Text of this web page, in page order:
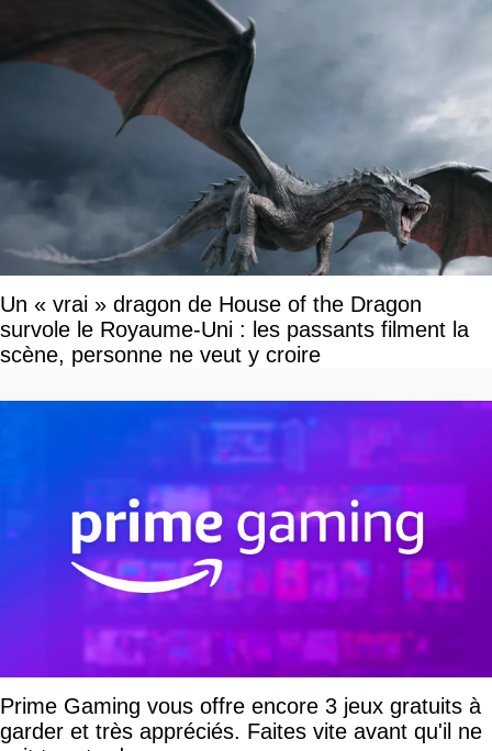
Un « vrai » dragon de House of the Dragon
survole le Royaume-Uni : les passants filment la
scène, personne ne veut y croire
Prime Gaming vous offre encore 3 jeux gratuits à
garder et très appréciés. Faites vite avant qu'il ne